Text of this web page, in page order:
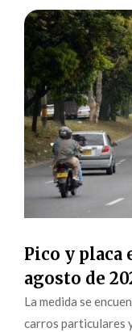
Pico y placa
agosto de
La medida se
carros particulares